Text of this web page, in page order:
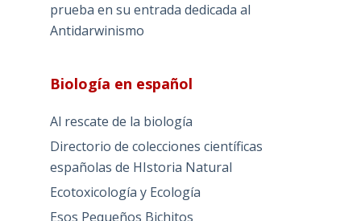
prueba en su entrada dedicada al
Antidarwinismo
Biología en español
Al rescate de la biología
Directorio de colecciones científicas
españolas de HIstoria Natural
Ecotoxicología y Ecología
Esos Pequeños Bichitos